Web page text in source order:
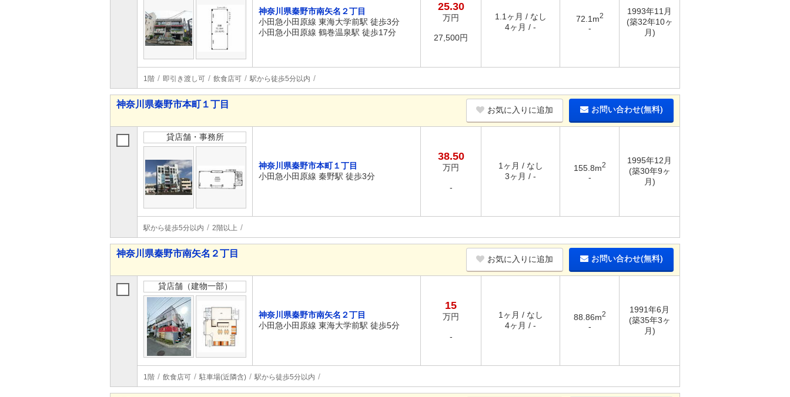
神奈川県秦野市南矢名２丁目
小田急小田原線 東海大学前駅 徒歩3分
小田急小田原線 鶴巻温泉駅 徒歩17分
25.30
万円
27,500円
1.1ヶ月 / なし
4ヶ月 / -
72.1m2
-
1993年11月
(築32年10ヶ
月)
1階 即引き渡し可 飲食店可 駅から徒歩5分以内
神奈川県秦野市本町１丁目
お気に入りに追加 お問い合わせ(無料)
貸店舗・事務所
神奈川県秦野市本町１丁目
小田急小田原線 秦野駅 徒歩3分
38.50
万円
-
1ヶ月 / なし
3ヶ月 / -
155.8m2
-
1995年12月
(築30年9ヶ
月)
駅から徒歩5分以内 2階以上
神奈川県秦野市南矢名２丁目
お気に入りに追加 お問い合わせ(無料)
貸店舗（建物一部）
神奈川県秦野市南矢名２丁目
小田急小田原線 東海大学前駅 徒歩5分
15
万円
-
1ヶ月 / なし
4ヶ月 / -
88.86m2
-
1991年6月
(築35年3ヶ
月)
1階 飲食店可 駐車場(近隣含) 駅から徒歩5分以内